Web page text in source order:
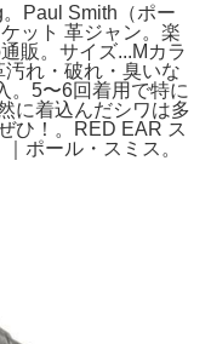
Paul Smith（ポー
ット 革ジャン。楽
販。サイズ...Mカラ
れ・破れ・臭いな
5〜6回着用で特に
に着込んだシワは多
ひ！。RED EAR ス
ポール・スミス。